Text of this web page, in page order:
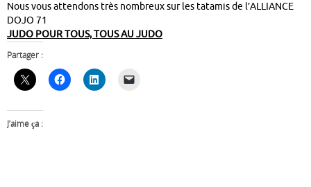
Nous vous attendons très nombreux sur les tatamis de l’ALLIANCE
DOJO 71
JUDO POUR TOUS, TOUS AU JUDO
Partager :
J’aime ça :